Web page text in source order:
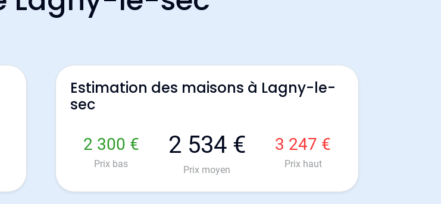
Estimation des maisons à Lagny-le-
sec
2 300 €
Prix bas
2 534 €
Prix moyen
3 247 €
Prix haut